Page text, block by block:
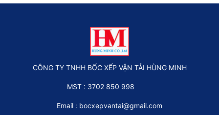
CÔNG TY TNHH BỐC XẾP VẬN TẢI HÙNG MINH
MST : 3702 850 998
Email : bocxepvantai@gmail.com